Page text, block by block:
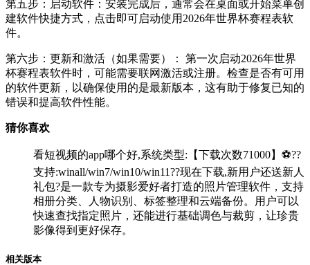
第五步：启动软件：安装完成后，通常会在桌面或开始菜单创
建软件快捷方式，点击即可启动使用2026年世界杯赛程表软
件。
第六步：更新和激活（如果需要）： 第一次启动2026年世界
杯赛程表软件时，可能需要联网激活或注册。检查是否有可用
的软件更新，以确保使用的是最新版本，这有助于修复已知的
错误和提高软件性能。
猜你喜欢
看短视频的app哪个好,系统类型:【下载次数71000】⚽??
支持:winall/win7/win10/win11??现在下载,新用户还送新人
礼包?是一款专为摄影爱好者打造的照片管理软件，支持
相册分类、人物识别、标签整理和云端备份。用户可以
快速查找指定照片，还能进行基础调色与裁剪，让珍贵
影像得到更好保存。
相关版本